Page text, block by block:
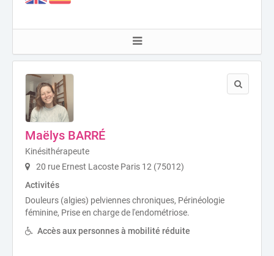
Maëlys BARRÉ
Kinésithérapeute
20 rue Ernest Lacoste Paris 12 (75012)
Activités
Douleurs (algies) pelviennes chroniques, Périnéologie
féminine, Prise en charge de l'endométriose.
Accès aux personnes à mobilité réduite